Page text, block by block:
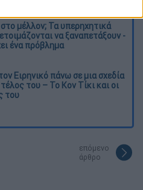
μέλλον; Τα υπερηχητικά
να ξαναπετάξουν -
ένα πρόβλημα
Ειρηνικό πάνω σε μια σχεδία
του – Το Κον Τίκι και οι
του
επόμενο
άρθρο